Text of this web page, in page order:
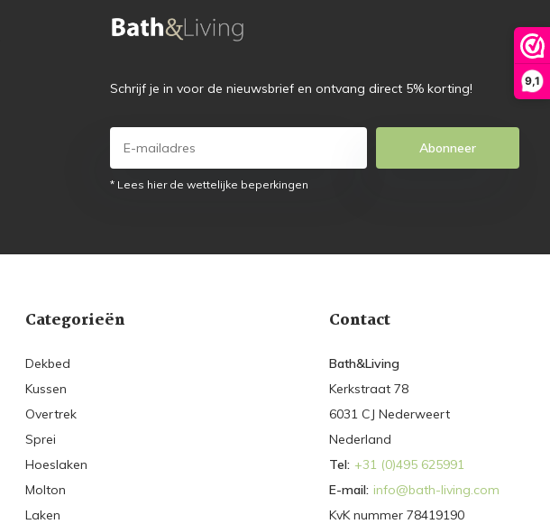
9,1
Schrijf je in voor de nieuwsbrief en ontvang direct 5% korting!
Abonneer
* Lees hier de wettelijke beperkingen
Categorieën
Dekbed
Kussen
Overtrek
Sprei
Hoeslaken
Molton
Laken
Contact
Bath&Living
Kerkstraat 78
6031 CJ Nederweert
Nederland
Tel: +31 (0)495 625991
E-mail: info@bath-living.com
KvK nummer 78419190